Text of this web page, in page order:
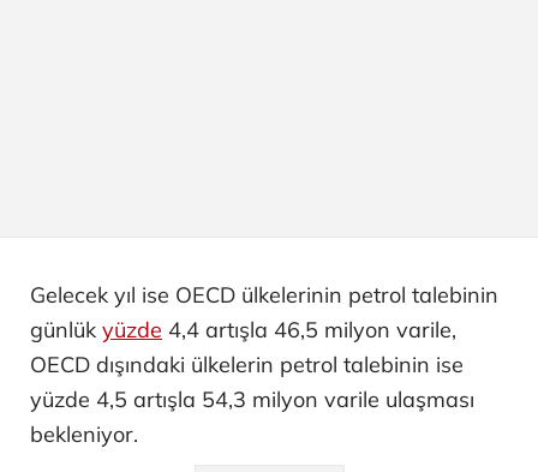
Gelecek yıl ise OECD ülkelerinin petrol talebinin
günlük yüzde 4,4 artışla 46,5 milyon varile,
OECD dışındaki ülkelerin petrol talebinin ise
yüzde 4,5 artışla 54,3 milyon varile ulaşması
bekleniyor.